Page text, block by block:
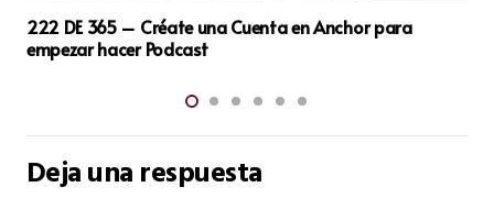
17 DE 365 Entrevista a Esther García, Fundadora de
Mente Positiva
Deja una respuesta